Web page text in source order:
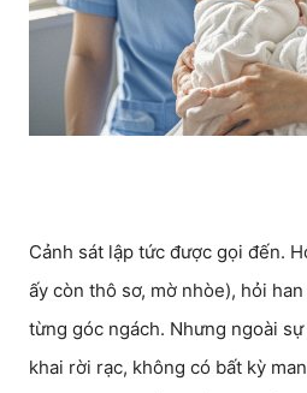
Cảnh sát lập tức được gọi đến.
ấy còn thô sơ, mờ nhòe), hỏi
từng góc ngách. Nhưng ngoài
khai rời rạc, không có bất kỳ